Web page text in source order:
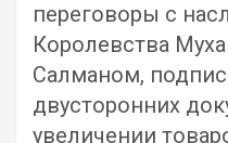
переговоры с
Королевства
Салманом,
двусторонних
увеличении